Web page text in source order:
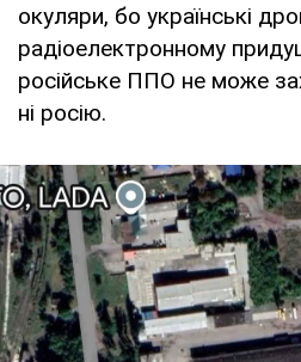
окуляри, бо українські
радіоелектронному
російське ППО не може
ні росію.